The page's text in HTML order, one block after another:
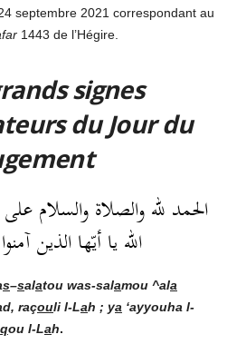
septembre 2021 correspondant au
1443 de l’Hégire.
signes
du Jour du
الحمد لله والصلاة والسلام
الله يا أيّها الذين
s–salatou was-salamou ^ala
raçouli l-Lah ; ya ‘ayyouha l-
qou l-Lah.